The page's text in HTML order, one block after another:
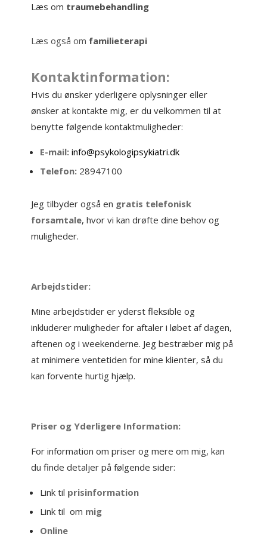
Læs om traumebehandling
Læs også om familieterapi
Kontaktinformation:
Hvis du ønsker yderligere oplysninger eller
ønsker at kontakte mig, er du velkommen til at
benytte følgende kontaktmuligheder:
E-mail: info@psykologipsykiatri.dk
Telefon: 28947100
Jeg tilbyder også en gratis telefonisk
forsamtale, hvor vi kan drøfte dine behov og
muligheder.
Arbejdstider:
Mine arbejdstider er yderst fleksible og
inkluderer muligheder for aftaler i løbet af dagen,
aftenen og i weekenderne. Jeg bestræber mig på
at minimere ventetiden for mine klienter, så du
kan forvente hurtig hjælp.
Priser og Yderligere Information:
For information om priser og mere om mig, kan
du finde detaljer på følgende sider:
Link til prisinformation
Link til om mig
Online